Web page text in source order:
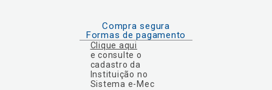
Compra segura
Formas de pagamento
Clique aqui
e consulte o
cadastro da
Instituição no
Sistema e-Mec